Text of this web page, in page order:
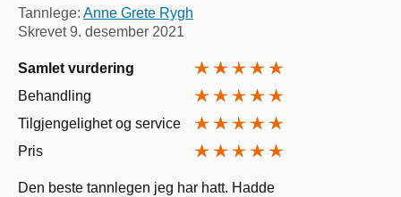
Tannlege: Anne Grete Rygh
Skrevet9. desember 2021
Samlet vurdering
Behandling
Tilgjengelighet og service
Pris
Den beste tannlegen jeg har hatt. Hadde